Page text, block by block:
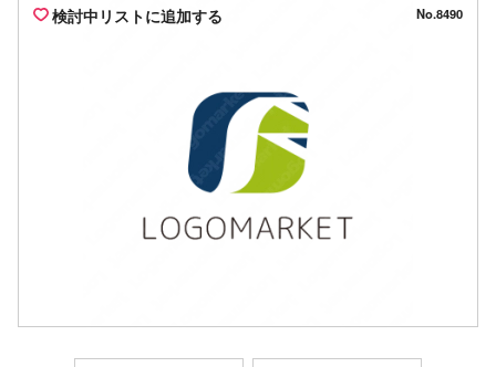
検討中リストに追加する No.8490